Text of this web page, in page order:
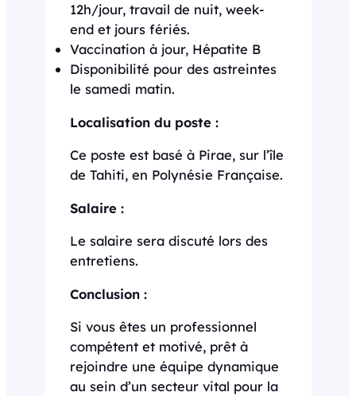
12h/jour, travail de nuit, week-
end et jours fériés.
Vaccination à jour, Hépatite B
Disponibilité pour des astreintes
le samedi matin.
Localisation du poste :
Ce poste est basé à Pirae, sur l’île
de Tahiti, en Polynésie Française.
Salaire :
Le salaire sera discuté lors des
entretiens.
Conclusion :
Si vous êtes un professionnel
compétent et motivé, prêt à
rejoindre une équipe dynamique
au sein d’un secteur vital pour la